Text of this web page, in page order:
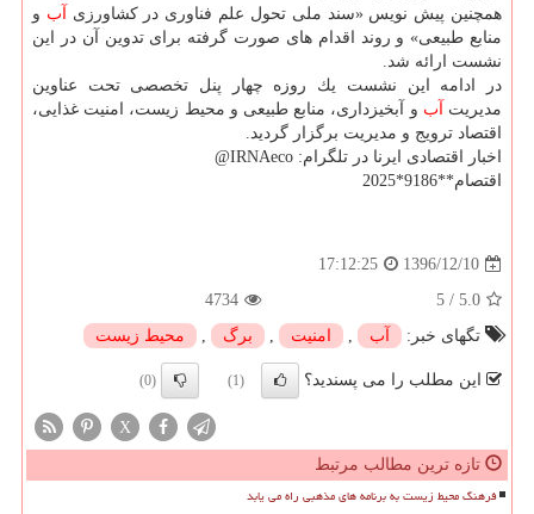
همچنین پیش نویس «سند ملی تحول علم فناوری در كشاورزی آب و
منابع طبیعی» و روند اقدام های صورت گرفته برای تدوین آن در این
نشست ارائه شد.
در ادامه این نشست یك روزه چهار پنل تخصصی تحت عناوین
مدیریت آب و آبخیزداری، منابع طبیعی و محیط زیست، امنیت غذایی،
اقتصاد ترویج و مدیریت برگزار گردید.
اخبار اقتصادی ایرنا در تلگرام: IRNAeco@
اقتصام**9186*2025
1396/12/10
17:12:25
5.0
/
5
4734
تگهای خبر:
آب , امنیت , برگ , محیط زیست
این مطلب را می پسندید؟ (1)
(0)
X
تازه ترین مطالب مرتبط
فرهنگ محیط زیست به برنامه های مذهبی راه می یابد